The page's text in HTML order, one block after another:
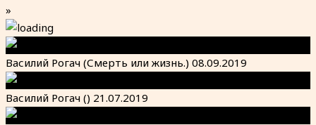
»
Василий Рогач (Смерть или жизнь.) 08.09.2019
Василий Рогач () 21.07.2019